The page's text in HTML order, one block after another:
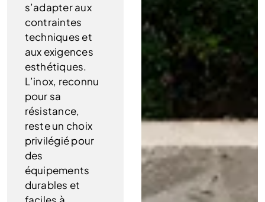
s’adapter aux
contraintes
techniques et
aux exigences
esthétiques.
L’inox, reconnu
pour sa
résistance,
reste un choix
privilégié pour
des
équipements
durables et